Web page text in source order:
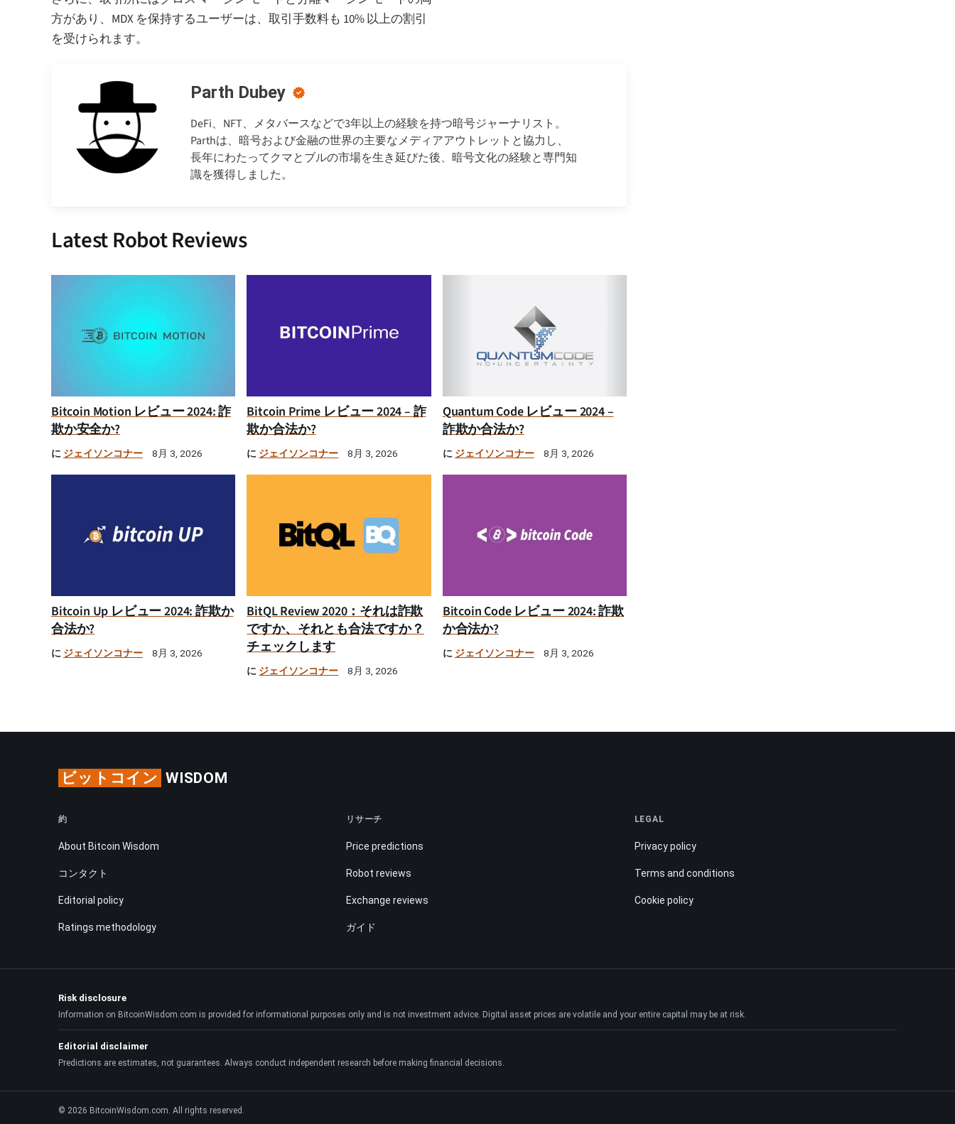
方があり、MDX を保持するユーザーは、取引手数料も 10% 以上の割引
を受けられます。
Parth Dubey
DeFi、NFT、メタバースなどで3年以上の経験を持つ暗号ジャーナリスト。
Parthは、暗号および金融の世界の主要なメディアアウトレットと協力し、
長年にわたってクマとブルの市場を生き延びた後、暗号文化の経験と専門知
識を獲得しました。
Latest Robot Reviews
Bitcoin Motion レビュー 2024: 詐
欺か安全か?
に ジェイソンコナー 8月 3, 2026
Bitcoin Prime レビュー 2024 – 詐
欺か合法か?
に ジェイソンコナー 8月 3, 2026
Quantum Code レビュー 2024 –
詐欺か合法か?
に ジェイソンコナー 8月 3, 2026
Bitcoin Up レビュー 2024: 詐欺か
合法か?
に ジェイソンコナー 8月 3, 2026
BitQL Review 2020：それは詐欺
ですか、それとも合法ですか？
チェックします
に ジェイソンコナー 8月 3, 2026
Bitcoin Code レビュー 2024: 詐欺
か合法か?
に ジェイソンコナー 8月 3, 2026
ビットコイン WISDOM
約
About Bitcoin Wisdom
コンタクト
Editorial policy
Ratings methodology
リサーチ
Price predictions
Robot reviews
Exchange reviews
ガイド
LEGAL
Privacy policy
Terms and conditions
Cookie policy
Risk disclosure
Information on BitcoinWisdom.com is provided for informational purposes only and is not investment advice. Digital asset prices are volatile and your entire capital may be at risk.
Editorial disclaimer
Predictions are estimates, not guarantees. Always conduct independent research before making financial decisions.
© 2026 BitcoinWisdom.com. All rights reserved.